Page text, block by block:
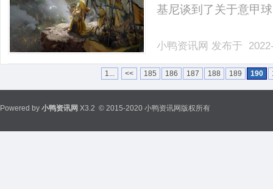
基尼谈到了关于意甲
小鸭资讯网 发布于
1... << 185 186 187 188 189 190
Powered by 小鸭资讯网 X3.2 © 2015-2020 小鸭资讯网版权所有